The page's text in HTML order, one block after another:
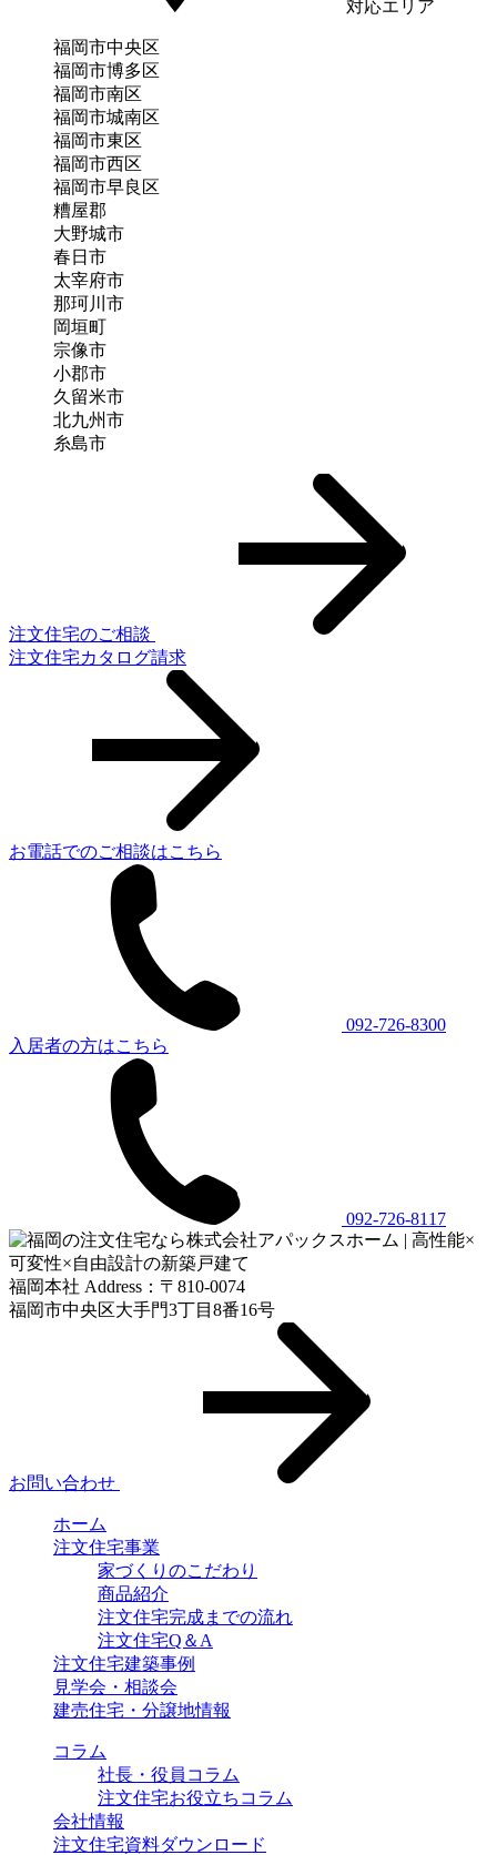
対応エリア
福岡市中央区
福岡市博多区
福岡市南区
福岡市城南区
福岡市東区
福岡市西区
福岡市早良区
糟屋郡
大野城市
春日市
太宰府市
那珂川市
岡垣町
宗像市
小郡市
久留米市
北九州市
糸島市
注文住宅のご相談
注文住宅カタログ請求
お電話でのご相談はこちら
092-726-8300
入居者の方はこちら
092-726-8117
福岡本社 Address：〒810-0074
福岡市中央区大手門3丁目8番16号
お問い合わせ
ホーム
注⽂住宅事業
家づくりのこだわり
商品紹介
注⽂住宅完成までの流れ
注⽂住宅Q＆A
注文住宅建築事例
見学会・相談会
建売住宅・分譲地情報
コラム
社長・役員コラム
注文住宅お役立ちコラム
会社情報
注文住宅資料ダウンロード